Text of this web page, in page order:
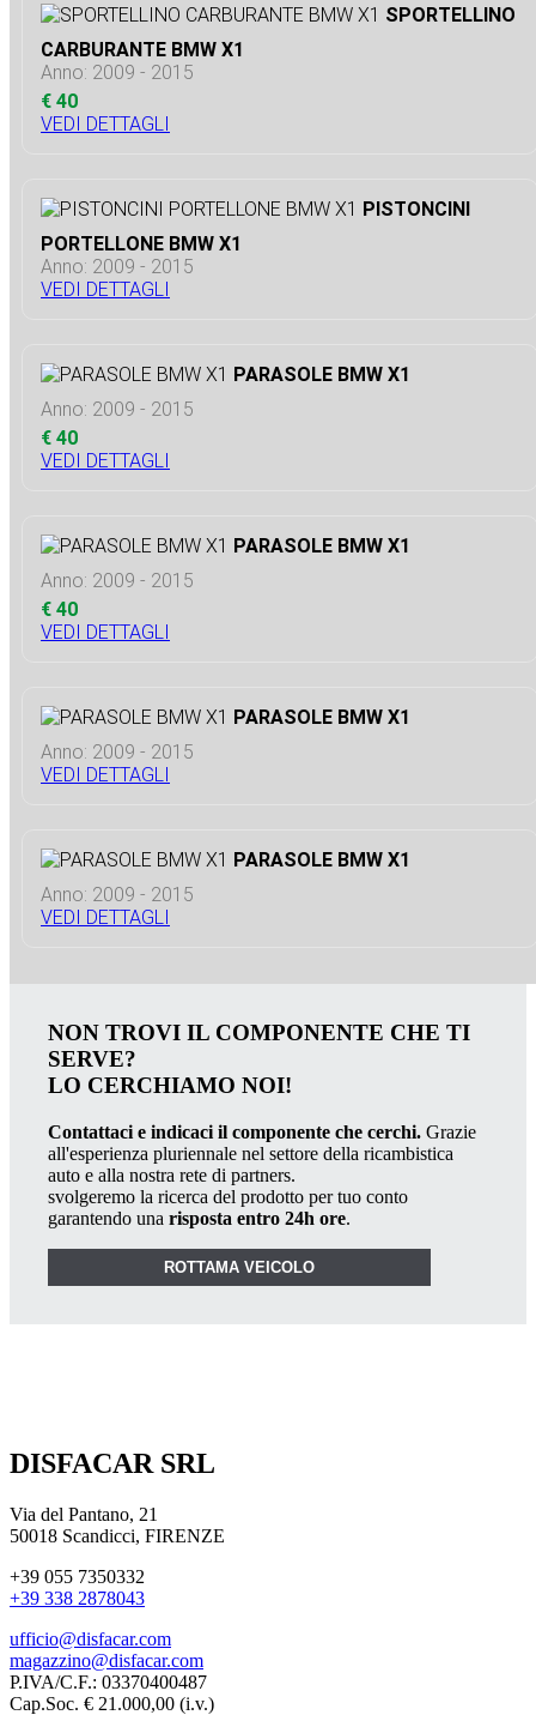
SPORTELLINO
CARBURANTE BMW X1
Anno: 2009 - 2015
€ 40
VEDI DETTAGLI
PISTONCINI
PORTELLONE BMW X1
Anno: 2009 - 2015
VEDI DETTAGLI
PARASOLE BMW X1
Anno: 2009 - 2015
€ 40
VEDI DETTAGLI
PARASOLE BMW X1
Anno: 2009 - 2015
€ 40
VEDI DETTAGLI
PARASOLE BMW X1
Anno: 2009 - 2015
VEDI DETTAGLI
PARASOLE BMW X1
Anno: 2009 - 2015
VEDI DETTAGLI
NON TROVI IL COMPONENTE CHE TI
SERVE?
LO CERCHIAMO NOI!
Contattaci e indicaci il componente che cerchi. Grazie
all'esperienza pluriennale nel settore della ricambistica
auto e alla nostra rete di partners.
svolgeremo la ricerca del prodotto per tuo conto
garantendo una risposta entro 24h ore.
ROTTAMA VEICOLO
DISFACAR SRL
Via del Pantano, 21
50018 Scandicci, FIRENZE
+39 055 7350332
+39 338 2878043
ufficio@disfacar.com
magazzino@disfacar.com
P.IVA/C.F.: 03370400487
Cap.Soc. € 21.000,00 (i.v.)